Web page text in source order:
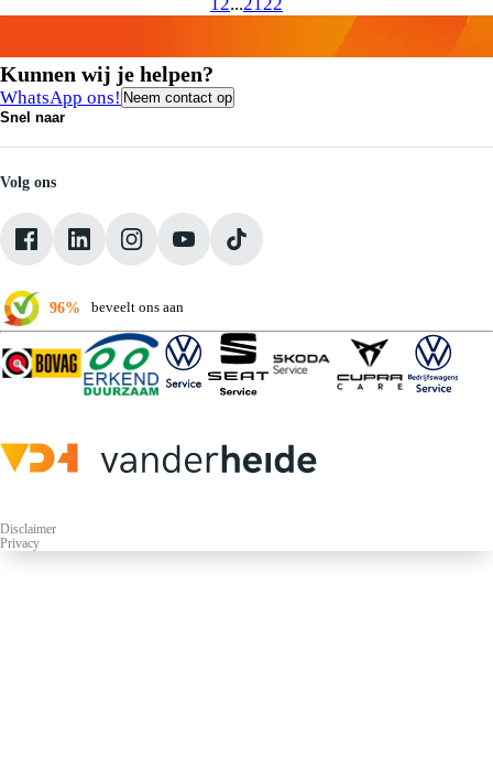
Kunnen wij je helpen?
WhatsApp ons! Neem contact op
Snel naar
Medewerkers
Onze servicebeloften
Pechhulp
Klantbeoordelingen
Verkoopvoorwaarden
Volg ons
96% beveelt ons aan
Disclaimer
Privacy